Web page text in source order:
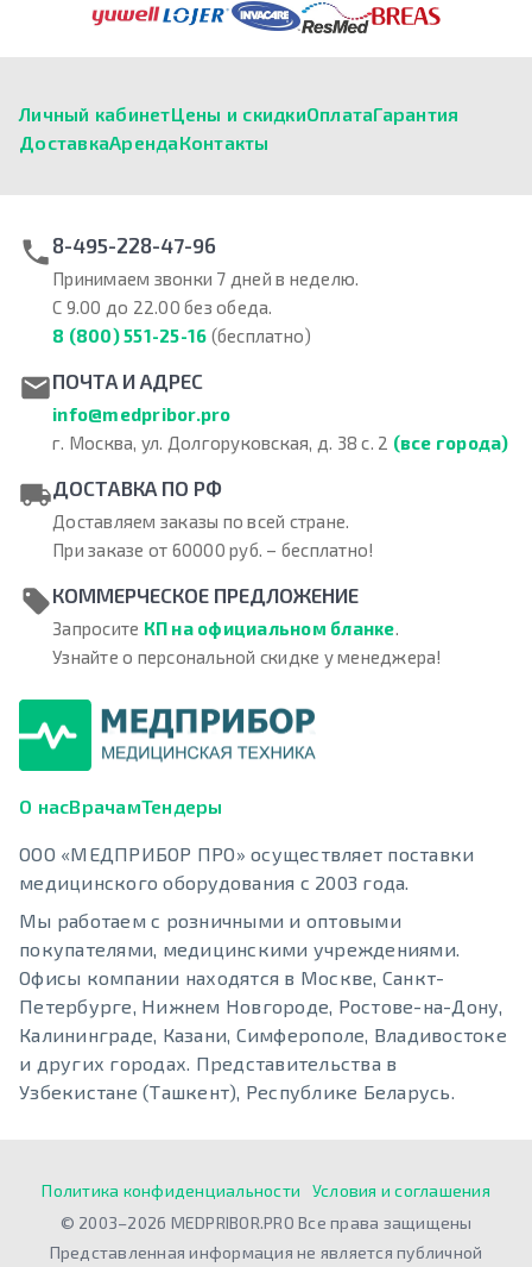
Личный кабинетЦены и скидкиОплатаГарантия
ДоставкаАрендаКонтакты
8-495-228-47-96
Принимаем звонки 7 дней в неделю.
С 9.00 до 22.00 без обеда.
8 (800) 551-25-16 (бесплатно)
ПОЧТА И АДРЕС
info@medpribor.pro
г. Москва, ул. Долгоруковская, д. 38 с. 2 (все города)
ДОСТАВКА ПО РФ
Доставляем заказы по всей стране.
При заказе от 60000 руб. – бесплатно!
КОММЕРЧЕСКОЕ ПРЕДЛОЖЕНИЕ
Запросите КП на официальном бланке.
Узнайте о персональной скидке у менеджера!
О насВрачамТендеры
ООО «МЕДПРИБОР ПРО» осуществляет поставки
медицинского оборудования с 2003 года.
Мы работаем с розничными и оптовыми
покупателями, медицинскими учреждениями.
Офисы компании находятся в Москве, Санкт-
Петербурге, Нижнем Новгороде, Ростове-на-Дону,
Калининграде, Казани, Симферополе, Владивостоке
и других городах. Представительства в
Узбекистане (Ташкент), Республике Беларусь.
Политика конфиденциальности
Условия и соглашения
© 2003–2026 MEDPRIBOR.PRO Все права защищены
Представленная информация не является публичной